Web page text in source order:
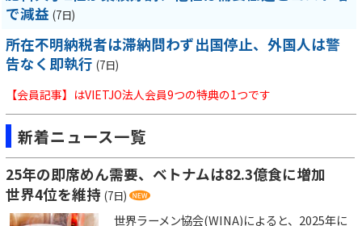
で減益 (7日)
所在不明納税者は滞納問わず出国停止、外国人は警
告なく即執行 (7日)
【会員記事】はVIETJO法人会員9つの特典の1つです
新着ニュース一覧
25年の即席めん需要、ベトナムは82.3億食に増加
世界4位を維持 (7日)
世界ラーメン協会(WINA)によると、2025年に